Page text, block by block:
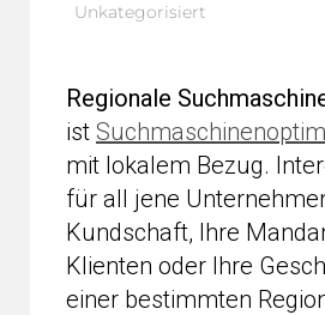
Unkategorisiert
Regionale
ist
mit lokalem Bezug.
für all jene
Kundschaft, Ihre
Klienten oder Ihre
einer bestimmten